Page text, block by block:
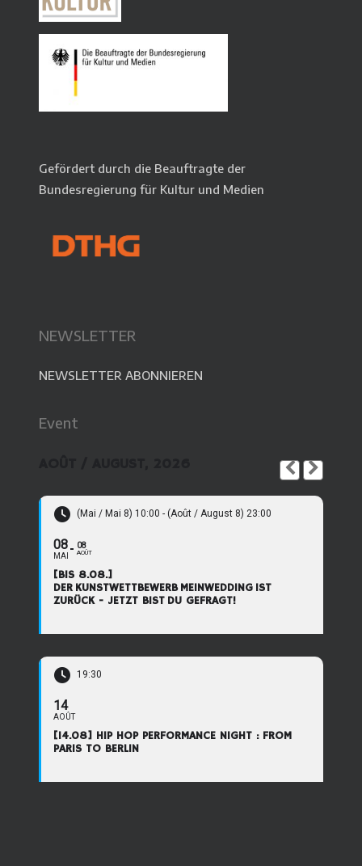
Gefördert durch die Beauftragte der
Bundesregierung für Kultur und Medien
NEWSLETTER
NEWSLETTER ABONNIEREN
Event
(Mai / Mai 8) 10:00 - (Août / August 8) 23:00
08
MAI
08
AOÛT
[BIS 8.08.]
DER KUNSTWETTBEWERB MEINWEDDING IST
ZURÜCK - JETZT BIST DU GEFRAGT!
19:30
14
AOÛT
[14.08] HIP HOP PERFORMANCE NIGHT : FROM
PARIS TO BERLIN